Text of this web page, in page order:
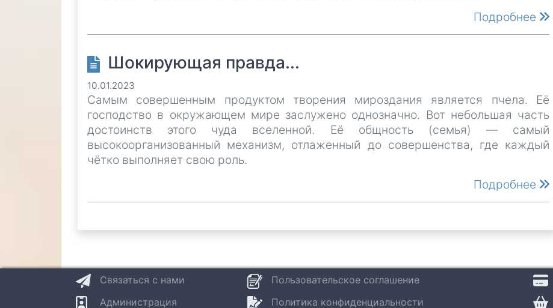
Подробнее
Шокирующая правда...
10.01.2023
Самым совершенным продуктом творения мироздания является пчела. Её
господство в окружающем мире заслужено однозначно. Вот небольшая часть
достоинств этого чуда вселенной. Её общность (семья) — самый
высокоорганизованный механизм, отлаженный до совершенства, где каждый
чётко выполняет свою роль.
Подробнее
Связаться с нами
Администрация
Пользовательское соглашение
Политика конфиденциальности